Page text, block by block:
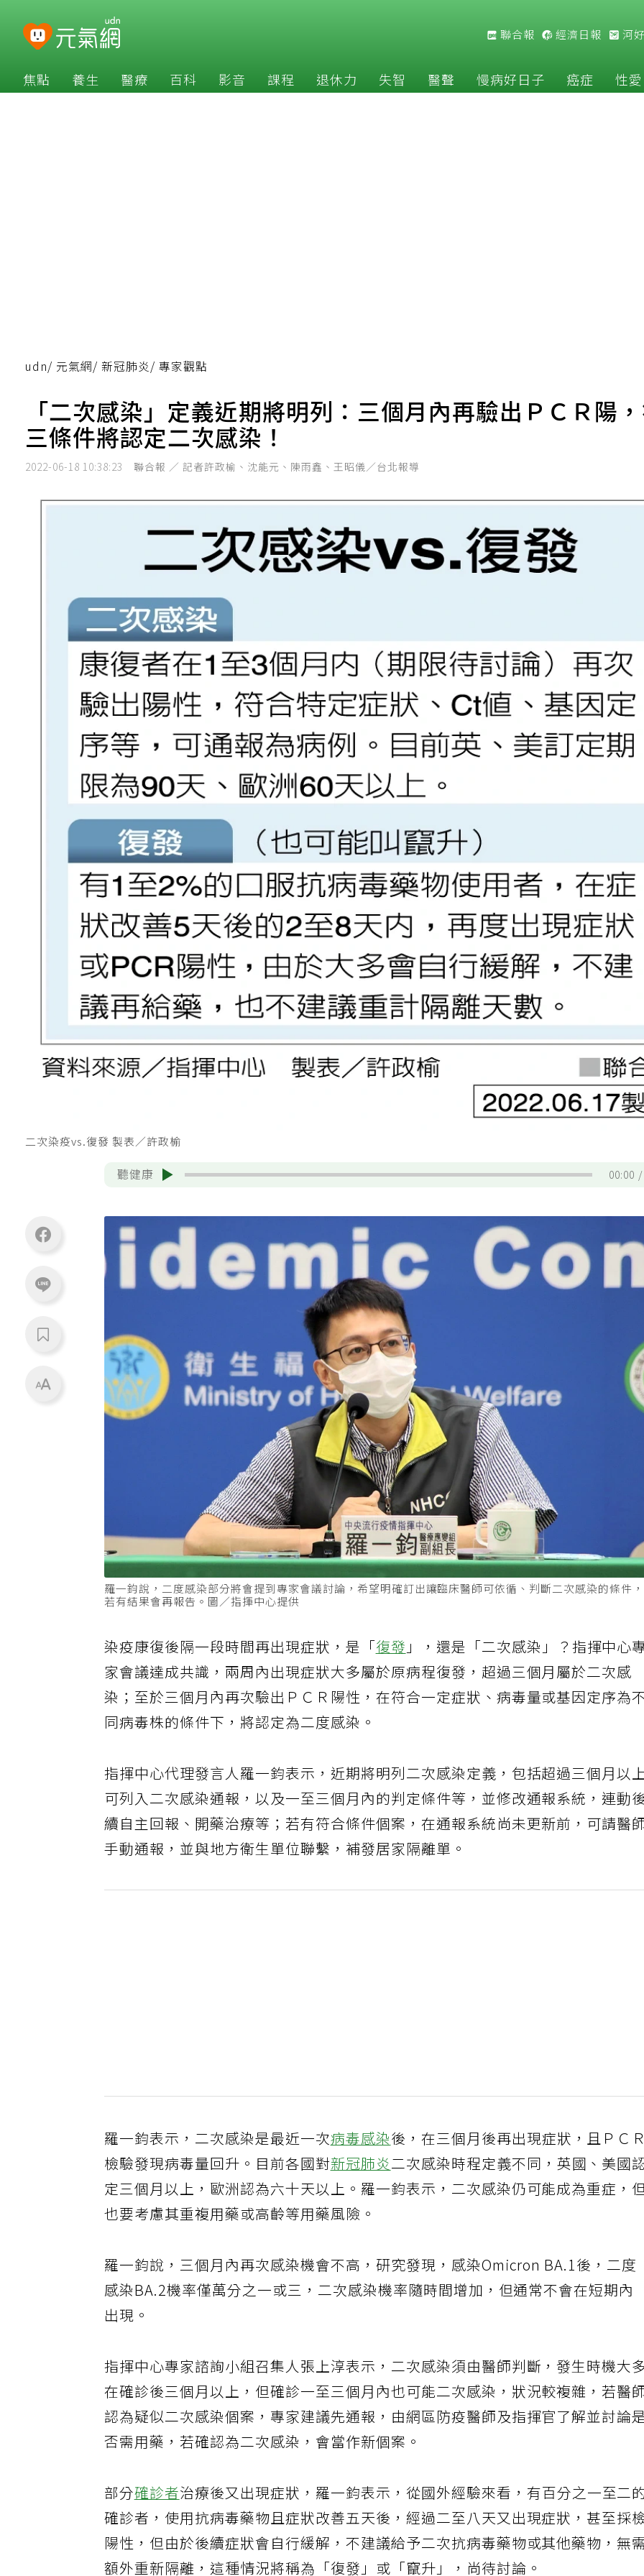
聯合報 經濟日報 河
焦點 養生 醫療 百科 影音 課程 退休力 失智 醫聲 慢病好日子 癌症 性愛
udn/ 元氣網/ 新冠肺炎/ 專家觀點
「二次感染」定義近期將明列：三個月內再驗出ＰＣＲ陽
三條件將認定二次感染！
2022-06-18 10:38:23 聯合報 ／ 記者許政榆、沈能元、陳雨鑫、王昭儀／台北報導
二次染疫vs.復發 製表／許政榆
聽健康 00:00
羅一鈞說，二度感染部分將會提到專家會議討論，希望明確訂出讓臨床醫師可依循、判斷二次感染的條件
若有結果會再報告。圖／指揮中心提供
染疫康復後隔一段時間再出現症狀，是「復發」，還是「二次感染」？指揮中心
家會議達成共識，兩周內出現症狀大多屬於原病程復發，超過三個月屬於二次感
染；至於三個月內再次驗出ＰＣＲ陽性，在符合一定症狀、病毒量或基因定序為
同病毒株的條件下，將認定為二度感染。
指揮中心代理發言人羅一鈞表示，近期將明列二次感染定義，包括超過三個月以
可列入二次感染通報，以及一至三個月內的判定條件等，並修改通報系統，連動
續自主回報、開藥治療等；若有符合條件個案，在通報系統尚未更新前，可請醫
手動通報，並與地方衛生單位聯繫，補發居家隔離單。
羅一鈞表示，二次感染是最近一次病毒感染後，在三個月後再出現症狀，且ＰＣ
檢驗發現病毒量回升。目前各國對新冠肺炎二次感染時程定義不同，英國、美國
定三個月以上，歐洲認為六十天以上。羅一鈞表示，二次感染仍可能成為重症，
也要考慮其重複用藥或高齡等用藥風險。
羅一鈞說，三個月內再次感染機會不高，研究發現，感染Omicron BA.1後，二度
感染BA.2機率僅萬分之一或三，二次感染機率隨時間增加，但通常不會在短期內
出現。
指揮中心專家諮詢小組召集人張上淳表示，二次感染須由醫師判斷，發生時機大
在確診後三個月以上，但確診一至三個月內也可能二次感染，狀況較複雜，若醫
認為疑似二次感染個案，專家建議先通報，由網區防疫醫師及指揮官了解並討論
否需用藥，若確認為二次感染，會當作新個案。
部分確診者治療後又出現症狀，羅一鈞表示，從國外經驗來看，有百分之一至二
確診者，使用抗病毒藥物且症狀改善五天後，經過二至八天又出現症狀，甚至採
陽性，但由於後續症狀會自行緩解，不建議給予二次抗病毒藥物或其他藥物，無